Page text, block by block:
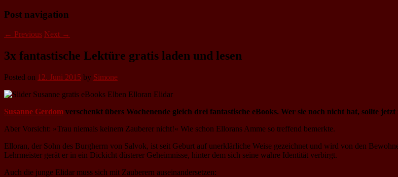
Post navigation
← Previous Next →
3x fantastische Lektüre gratis laden und lesen
Posted on 12. Juni 2015 by Simone
Susanne Gerdom verschenkt übers Wochenende gleich drei fantastische eBooks. Wer sie noch nicht hat, sollte
Aber Vorsicht: »Trau niemals keinem Zauberer nicht!« Wie schon Ellorans Amme so treffend bemerkte.
Elloran, der Sohn des Burgherrn von Salvok, ist seit Geburt auf unerklärliche Weise gezeichnet und wird von den
Lehrmeister gerät er in ein Dickicht düsterer Geheimnisse, hinter dem sich seine wahre Identität verbirgt.
Auch die junge Elidar muss sich mit Zauberern auseinandersetzen: